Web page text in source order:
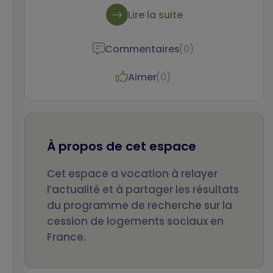
notamment le développement d’une mixité
sociale pendant le processus de vente qui
modifie les relations entre les habitants.
Lire la suite
Commentaires(0)
Aimer(0)
À propos de cet espace
Cet espace a vocation à relayer
l’actualité et à partager les résultats
du programme de recherche sur la
cession de logements sociaux en
France.
Votre email
Objet de votre
message